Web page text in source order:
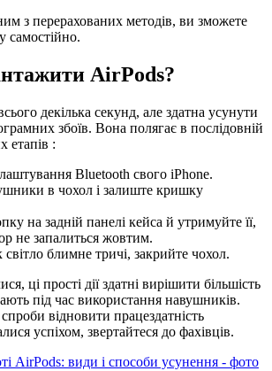
з перерахованих методів, ви зможете
самостійно.
AirPods?
декілька секунд, але здатна усунути
збоїв. Вона полягає в послідовній
етапів :
Bluetooth свого iPhone.
в чохол і залиште кришку
на задній панелі кейса й утримуйте її,
не запалиться жовтим.
світло блимне тричі, закрийте чохол.
ці прості дії здатні вирішити більшість
під час використання навушників.
відновити працездатність
успіхом, звертайтеся до фахівців.